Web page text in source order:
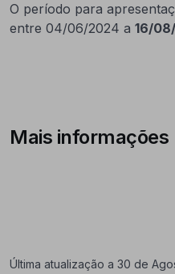
O período para
entre 04/06/2024 a 16/
Mais informações
Última atualização a 30 de